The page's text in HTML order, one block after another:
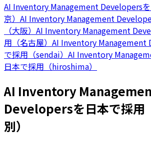
AI Inventory Management Developers
京） AI Inventory Management
（大阪） AI Inventory Management
用（名古屋） AI Inventory Management
で採用（sendai） AI Inventory
日本で採用（hiroshima）
AI Inventory
Developersを日本で採用
別）